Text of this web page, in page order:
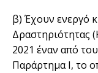
β) Έχουν ενεργό
Δραστηριότητας
2021 έναν από
Παράρτημα Ι, το